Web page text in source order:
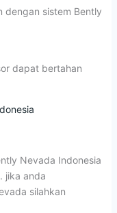
dengan sistem Bently
dapat bertahan
Nevada Indonesia
jika anda
silahkan